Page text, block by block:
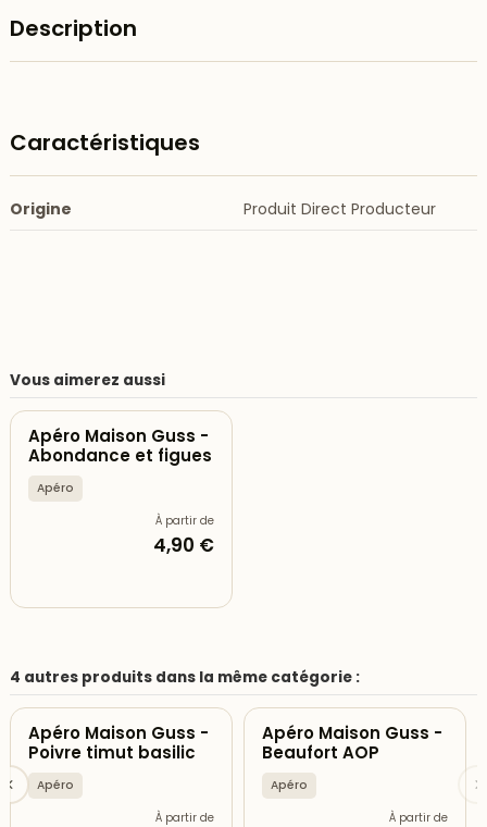
Description
Caractéristiques
Origine Produit Direct Producteur
Vous aimerez aussi
Apéro Maison Guss -
Abondance et figues
Apéro
À partir de
4,90 €
4 autres produits dans la même catégorie :
Apéro Maison Guss -
Poivre timut basilic
Apéro
À partir de
Apéro Maison Guss -
Beaufort AOP
Apéro
À partir de